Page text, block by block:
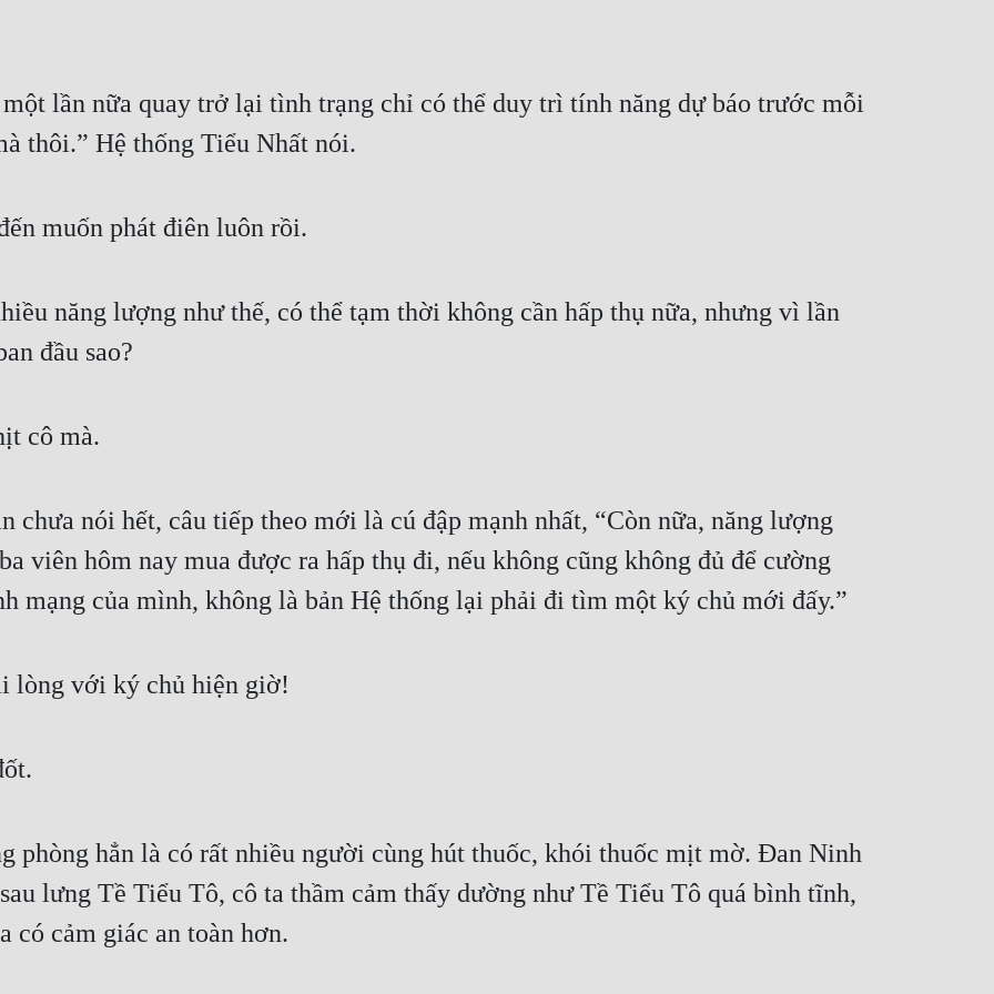
lần nữa quay trở lại tình trạng chỉ có thể duy trì tính năng dự báo trước mỗi
thôi.” Hệ thống Tiểu Nhất nói.
muốn phát điên luôn rồi.
năng lượng như thế, có thể tạm thời không cần hấp thụ nữa, nhưng vì lần
đầu sao?
cô mà.
chưa nói hết, câu tiếp theo mới là cú đập mạnh nhất, “Còn nữa, năng lượng
viên hôm nay mua được ra hấp thụ đi, nếu không cũng không đủ để cường
mạng của mình, không là bản Hệ thống lại phải đi tìm một ký chủ mới đấy.”
lòng với ký chủ hiện giờ!
phòng hẳn là có rất nhiều người cùng hút thuốc, khói thuốc mịt mờ. Đan Ninh
lưng Tề Tiểu Tô, cô ta thầm cảm thấy dường như Tề Tiểu Tô quá bình tĩnh,
có cảm giác an toàn hơn.